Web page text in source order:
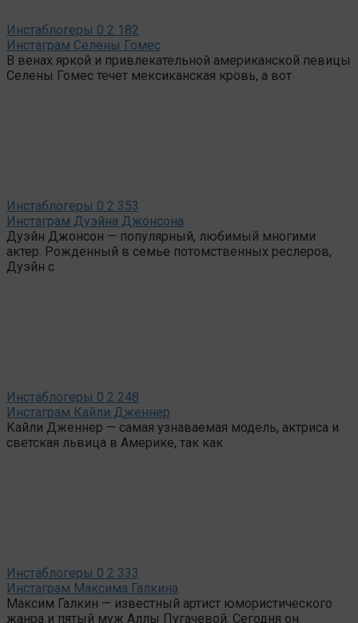
Инстаблогеры 0 2 182
Инстаграм Селены Гомес
В венах яркой и привлекательной американской певицы
Селены Гомес течет мексиканская кровь, а вот
Инстаблогеры 0 2 353
Инстаграм Дуэйна Джонсона
Дуэйн Джонсон — популярный, любимый многими
актер. Рожденный в семье потомственных реслеров,
Дуэйн с
Инстаблогеры 0 2 248
Инстаграм Кайли Дженнер
Кайли Дженнер — самая узнаваемая модель, актриса и
светская львица в Америке, так как
Инстаблогеры 0 2 333
Инстаграм Максима Галкина
Максим Галкин — известный артист юмористического
жанра и пятый муж Аллы Пугачевой. Сегодня он